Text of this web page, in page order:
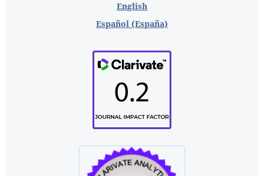
English
Español (España)